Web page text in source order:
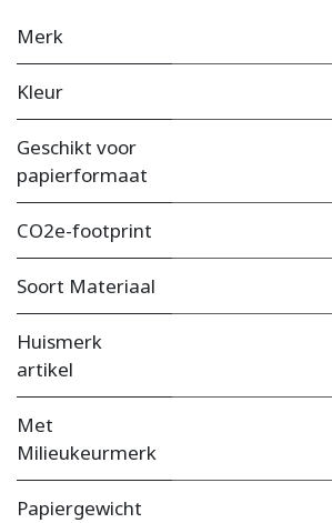
Merk
Kleur
Geschikt voor
papierformaat
CO2e-footprint
Soort Materiaal
Huismerk
artikel
Met
Milieukeurmerk
Papiergewicht